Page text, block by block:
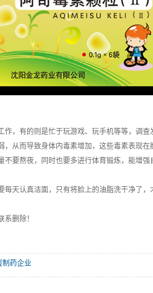
作，有的则是忙于玩游戏、玩手机等等，调
，从而导致身体内毒素增加，这些毒素表现
要熬夜，同时也要多进行体育锻炼，能增强
每天认真洁面，只有将脸上的油脂洗干净了
删除！
制药企业